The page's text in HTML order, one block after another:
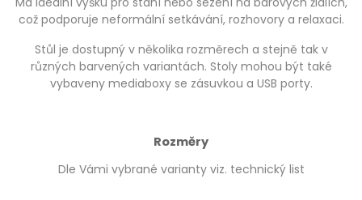
což podporuje neformální setkávání, rozhovory a relaxaci.
Stůl je dostupný v několika rozměrech a stejně tak v
různých barvených variantách. Stoly mohou být také
vybaveny mediaboxy se zásuvkou a USB porty.
Rozměry
Dle Vámi vybrané varianty viz. technický list